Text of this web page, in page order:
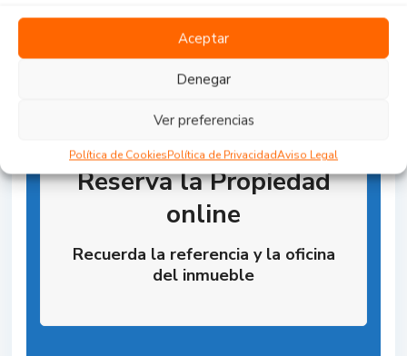
Aceptar
Denegar
Ver preferencias
Política de CookiesPolítica de PrivacidadAviso Legal
Reserva la Propiedad
online
Recuerda la referencia y la oficina
del inmueble